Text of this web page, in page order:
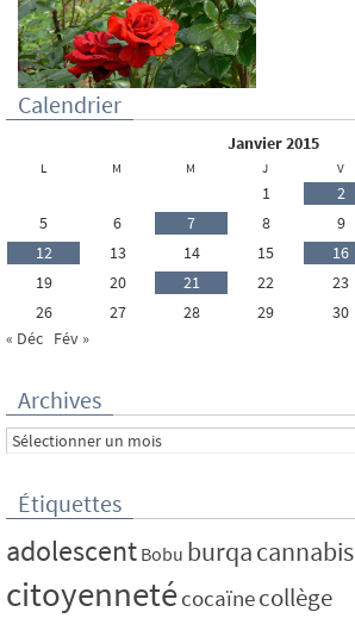
Calendrier
janvier 2015
L M M J V
1 2
5
6 7 8 9
12
13 14 15 16
19
20 21 22 23
26
27 28 29 30
« Déc Fév »
Archives
Archives
Étiquettes
adolescent Bobu burqacannabis
citoyennetécocaïnecollège